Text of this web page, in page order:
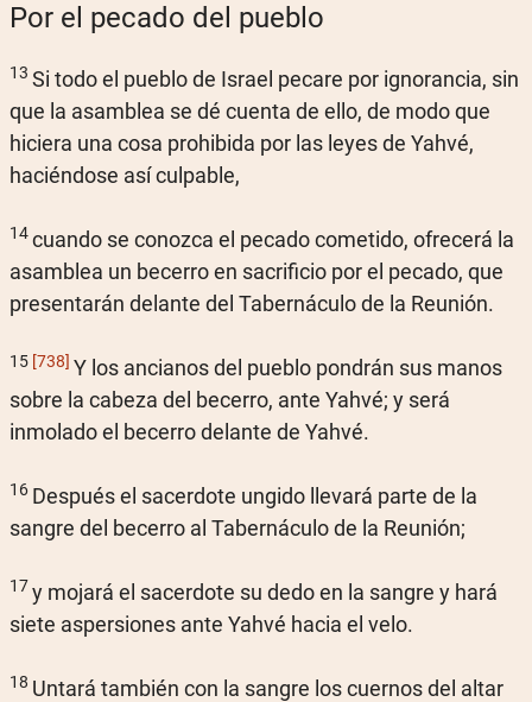
Por el pecado del pueblo
13 Si todo el pueblo de Israel pecare por ignorancia, sin
que la asamblea se dé cuenta de ello, de modo que
hiciera una cosa prohibida por las leyes de Yahvé,
haciéndose así culpable,
14cuando se conozca el pecado cometido, ofrecerá la
asamblea un becerro en sacrificio por el pecado, que
presentarán delante del Tabernáculo de la Reunión.
15 [738] Y los ancianos del pueblo pondrán sus manos
sobre la cabeza del becerro, ante Yahvé; y será
inmolado el becerro delante de Yahvé.
16 Después el sacerdote ungido llevará parte de la
sangre del becerro al Tabernáculo de la Reunión;
17y mojará el sacerdote su dedo en la sangre y hará
siete aspersiones ante Yahvé hacia el velo.
18 Untará también con la sangre los cuernos del altar